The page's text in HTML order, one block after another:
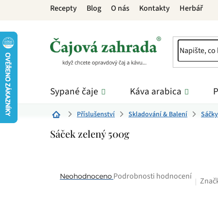
Recepty Blog O nás Kontakty Herbář
Sypané čaje Káva arabica
Domů Příslušenství Skladování & Balení Sáčky
Sáček zelený 500g
Průměrné
Neohodnoceno Podrobnosti hodnocení